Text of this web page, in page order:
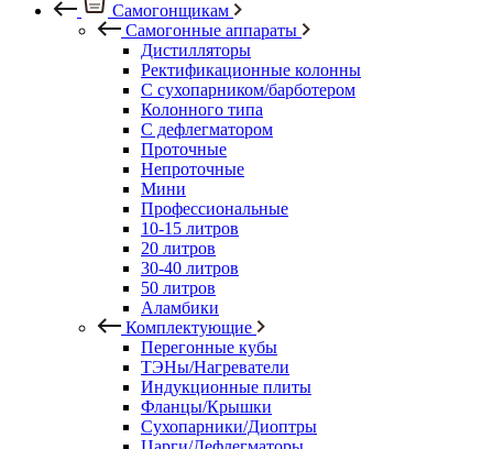
Самогонщикам
Самогонные аппараты
Дистилляторы
Ректификационные колонны
С сухопарником/барботером
Колонного типа
С дефлегматором
Проточные
Непроточные
Мини
Профессиональные
10-15 литров
20 литров
30-40 литров
50 литров
Аламбики
Комплектующие
Перегонные кубы
ТЭНы/Нагреватели
Индукционные плиты
Фланцы/Крышки
Сухопарники/Диоптры